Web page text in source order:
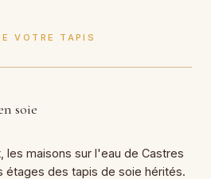
VOTRE TAPIS
soie
les maisons sur l'eau de Castres
étages des tapis de soie hérités.